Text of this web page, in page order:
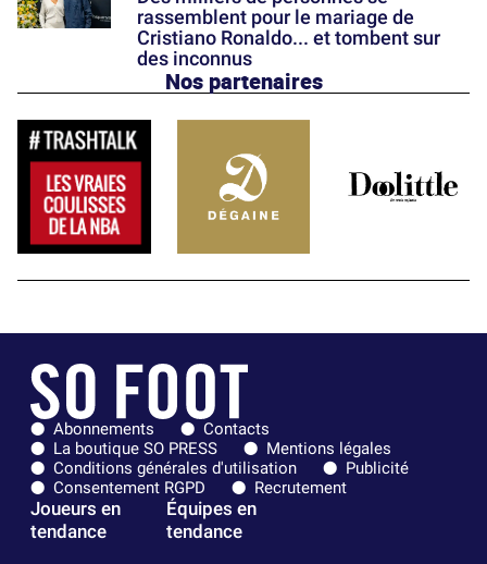
rassemblent pour le mariage de
Cristiano Ronaldo... et tombent sur
des inconnus
Nos partenaires
Abonnements
Contacts
La boutique SO PRESS
Mentions légales
Conditions générales d'utilisation
Publicité
Consentement RGPD
Recrutement
Joueurs en
tendance
Équipes en
tendance